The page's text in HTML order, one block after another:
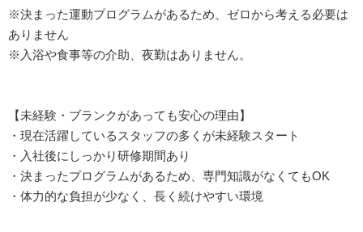
※決まった運動プログラムがあるため、ゼロから考える必要は
ありません
※入浴や食事等の介助、夜勤はありません。
【未経験・ブランクがあっても安心の理由】
・現在活躍しているスタッフの多くが未経験スタート
・入社後にしっかり研修期間あり
・決まったプログラムがあるため、専門知識がなくてもOK
・体力的な負担が少なく、長く続けやすい環境